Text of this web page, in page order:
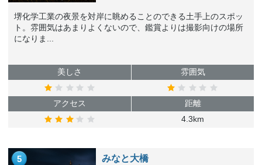
堺化学工業の夜景を対岸に眺めることのできる土手上のスポッ
ト。雰囲気はあまりよくないので、鑑賞よりは撮影向けの場所
になりま...
美しさ 雰囲気
アクセス
距離
4.3km
5 みなと大橋